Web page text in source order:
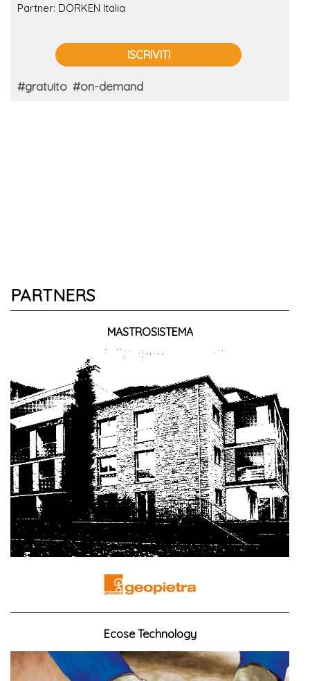
Partner: DÖRKEN Italia
ISCRIVITI
#gratuito #on-demand
PARTNERS
MASTROSISTEMA
Ecose Technology